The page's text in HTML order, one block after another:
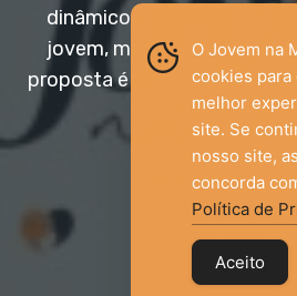
dinâmico e acessível,
jovem, mas aberto a todas
proposta é trazer
olhar
Entre em
O Jovem na
cookies para
melhor
site. Se
nosso site,
concorda
Política de
Aceito